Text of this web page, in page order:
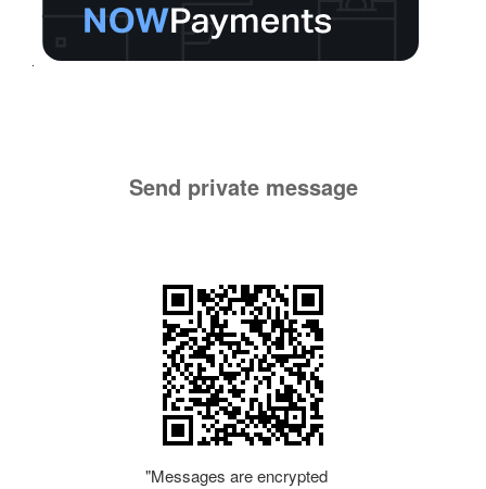
Send private message
"Messages are encrypted